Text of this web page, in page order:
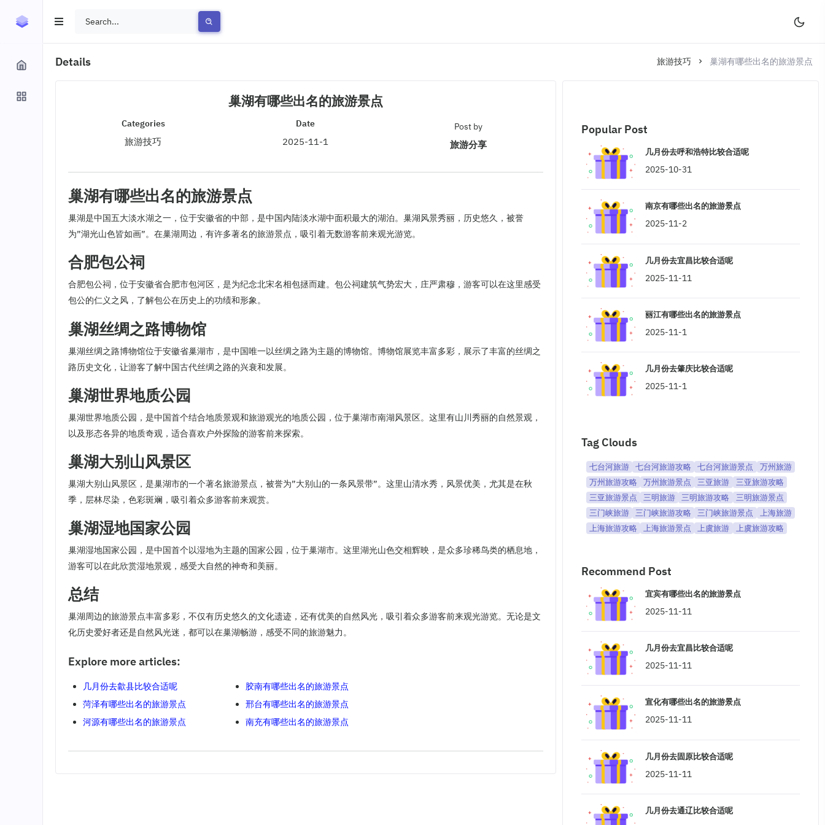
Details 旅游技巧 巢湖有哪些出名的旅游景点
巢湖有哪些出名的旅游景点
Categories
旅游技巧
Date
2025-11-1
Post by
旅游分享
巢湖有哪些出名的旅游景点
巢湖是中国五大淡水湖之一，位于安徽省的中部，是中国内陆淡水湖中面积最大的湖泊。巢湖风景秀丽，历史悠久，被誉
为”湖光山色皆如画”。在巢湖周边，有许多著名的旅游景点，吸引着无数游客前来观光游览。
合肥包公祠
合肥包公祠，位于安徽省合肥市包河区，是为纪念北宋名相包拯而建。包公祠建筑气势宏大，庄严肃穆，游客可以在这里感受
包公的仁义之风，了解包公在历史上的功绩和形象。
巢湖丝绸之路博物馆
巢湖丝绸之路博物馆位于安徽省巢湖市，是中国唯一以丝绸之路为主题的博物馆。博物馆展览丰富多彩，展示了丰富的丝绸之
路历史文化，让游客了解中国古代丝绸之路的兴衰和发展。
巢湖世界地质公园
巢湖世界地质公园，是中国首个结合地质景观和旅游观光的地质公园，位于巢湖市南湖风景区。这里有山川秀丽的自然景观，
以及形态各异的地质奇观，适合喜欢户外探险的游客前来探索。
巢湖大别山风景区
巢湖大别山风景区，是巢湖市的一个著名旅游景点，被誉为”大别山的一条风景带”。这里山清水秀，风景优美，尤其是在秋
季，层林尽染，色彩斑斓，吸引着众多游客前来观赏。
巢湖湿地国家公园
巢湖湿地国家公园，是中国首个以湿地为主题的国家公园，位于巢湖市。这里湖光山色交相辉映，是众多珍稀鸟类的栖息地，
游客可以在此欣赏湿地景观，感受大自然的神奇和美丽。
总结
巢湖周边的旅游景点丰富多彩，不仅有历史悠久的文化遗迹，还有优美的自然风光，吸引着众多游客前来观光游览。无论是文
化历史爱好者还是自然风光迷，都可以在巢湖畅游，感受不同的旅游魅力。
Explore more articles:
几月份去歙县比较合适呢
菏泽有哪些出名的旅游景点
河源有哪些出名的旅游景点
胶南有哪些出名的旅游景点
邢台有哪些出名的旅游景点
南充有哪些出名的旅游景点
Popular Post
几月份去呼和浩特比较合适呢
2025-10-31
南京有哪些出名的旅游景点
2025-11-2
几月份去宜昌比较合适呢
2025-11-11
丽江有哪些出名的旅游景点
2025-11-1
几月份去肇庆比较合适呢
2025-11-1
Tag Clouds
七台河旅游 七台河旅游攻略 七台河旅游景点
万州旅游
万州旅游攻略
万州旅游景点 三亚旅游
三亚旅游攻略
三亚旅游景点
三明旅游 三明旅游攻略
三明旅游景点
三门峡旅游
三门峡旅游攻略 三门峡旅游景点
上海旅游
上海旅游攻略
上海旅游景点 上虞旅游 上虞旅游攻略
Recommend Post
宜宾有哪些出名的旅游景点
2025-11-11
几月份去宜昌比较合适呢
2025-11-11
宣化有哪些出名的旅游景点
2025-11-11
几月份去固原比较合适呢
2025-11-11
几月份去通辽比较合适呢